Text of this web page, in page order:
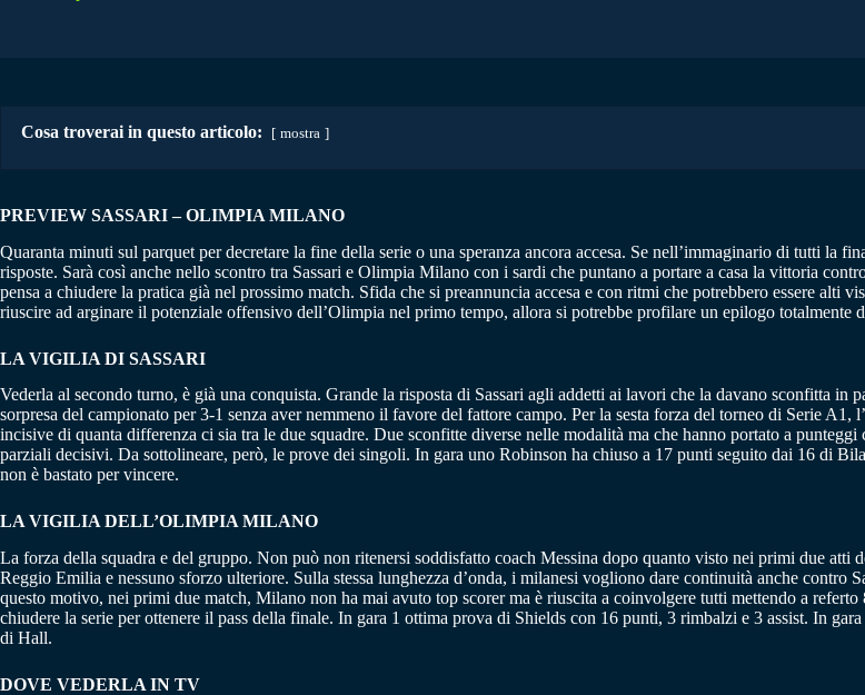
Cosa troverai in questo articolo: mostra
PREVIEW SASSARI – OLIMPIA MILANO
Quaranta minuti sul parquet per decretare la fine della serie o una speranza ancora accesa. Se nell’immaginario di tutti la
risposte. Sarà così anche nello scontro tra Sassari e Olimpia Milano con i sardi che puntano a portare a casa la vittoria
pensa a chiudere la pratica già nel prossimo match. Sfida che si preannuncia accesa e con ritmi che potrebbero essere alti
riuscire ad arginare il potenziale offensivo dell’Olimpia nel primo tempo, allora si potrebbe profilare un epilogo totalmente
LA VIGILIA DI SASSARI
Vederla al secondo turno, è già una conquista. Grande la risposta di Sassari agli addetti ai lavori che la davano sconfitta
sorpresa del campionato per 3-1 senza aver nemmeno il favore del fattore campo. Per la sesta forza del torneo di Serie
incisive di quanta differenza ci sia tra le due squadre. Due sconfitte diverse nelle modalità ma che hanno portato a
parziali decisivi. Da sottolineare, però, le prove dei singoli. In gara uno Robinson ha chiuso a 17 punti seguito dai 16 di
non è bastato per vincere.
LA VIGILIA DELL’OLIMPIA MILANO
La forza della squadra e del gruppo. Non può non ritenersi soddisfatto coach Messina dopo quanto visto nei primi due
Reggio Emilia e nessuno sforzo ulteriore. Sulla stessa lunghezza d’onda, i milanesi vogliono dare continuità anche
questo motivo, nei primi due match, Milano non ha mai avuto top scorer ma è riuscita a coinvolgere tutti mettendo a
chiudere la serie per ottenere il pass della finale. In gara 1 ottima prova di Shields con 16 punti, 3 rimbalzi e 3 assist. In
di Hall.
DOVE VEDERLA IN TV